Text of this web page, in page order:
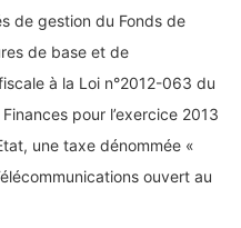
de gestion du Fonds de
de base et de
à la Loi n°2012-063 du
pour l’exercice 2013
une taxe dénommée «
ouvert au